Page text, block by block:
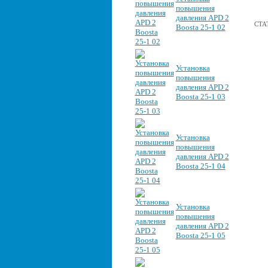
повышения
давления APD 2
Boosta 25-1 02
Установка
повышения
давления APD 2
Boosta 25-1 03
Установка
повышения
давления APD 2
Boosta 25-1 04
Установка
повышения
давления APD 2
Boosta 25-1 05